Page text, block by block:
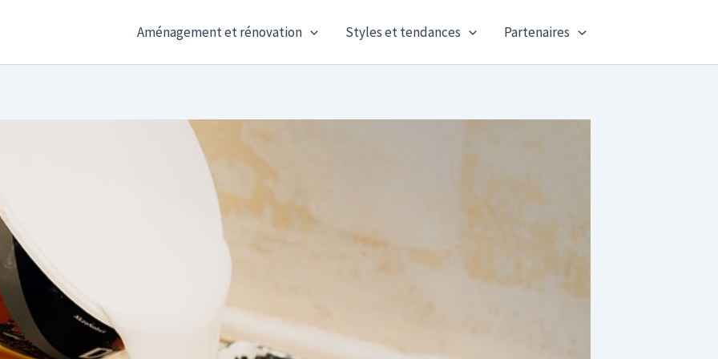
Aménagement et rénovation Styles et tendances Partenaires